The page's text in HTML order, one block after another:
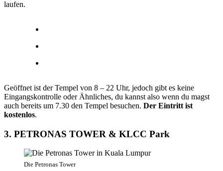
laufen.
Geöffnet ist der Tempel von 8 – 22 Uhr, jedoch gibt es keine
Eingangskontrolle oder Ähnliches, du kannst also wenn du magst
auch bereits um 7.30 den Tempel besuchen. Der Eintritt ist
kostenlos.
3. PETRONAS TOWER & KLCC Park
Die Petronas Tower